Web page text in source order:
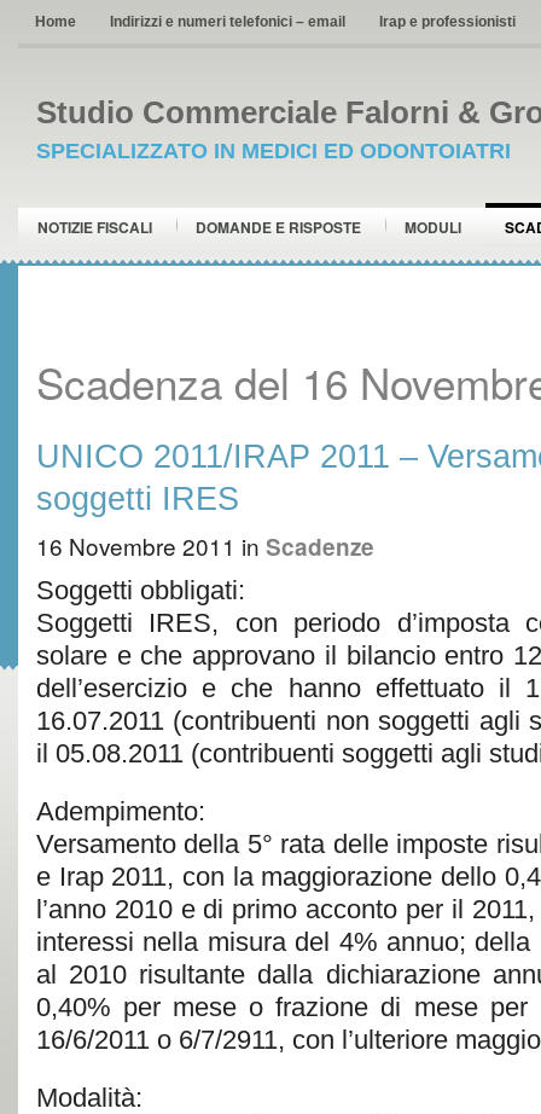
Home Indirizzi e numeri telefonici – email Irap e professionisti
Studio Commerciale Falorni &
SPECIALIZZATO IN MEDICI ED ODONTOIATRI
NOTIZIE FISCALI DOMANDE E RISPOSTE MODULI
Scadenza del 16
UNICO 2011/IRAP 2011 –
soggetti IRES
16 Novembre 2011 in Scadenze
Soggetti obbligati:
Soggetti IRES, con periodo d’imposta
solare e che approvano il bilancio entro
dell’esercizio e che hanno effettuato il
16.07.2011 (contribuenti non soggetti agli
il 05.08.2011 (contribuenti soggetti agli
Adempimento:
Versamento della 5° rata delle imposte
e Irap 2011, con la maggiorazione dello
l’anno 2010 e di primo acconto per il
interessi nella misura del 4% annuo; della
al 2010 risultante dalla dichiarazione
0,40% per mese o frazione di mese per
16/6/2011 o 6/7/2911, con l’ulteriore
Modalità: